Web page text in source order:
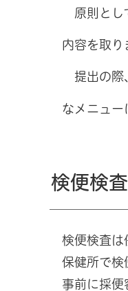
原則と
内容を取り
提出の際
なメニュー
検便検
検便検査は
保健所で検
事前に採便